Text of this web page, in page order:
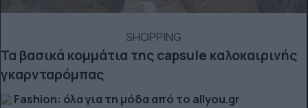
SHOPPING
Τα βασικά κομμάτια της capsule καλοκαιρινής
γκαρνταρόμπας
Fashion: όλα για τη μόδα από το allyou.gr